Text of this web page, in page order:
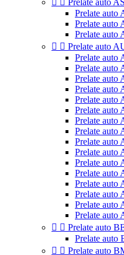
  Prelate auto
Prelate
Prelate
Prelate
  Prelate auto
Prelate auto
Prelate auto
Prelate auto
Prelate auto
Prelate auto
Prelate auto
Prelate auto
Prelate auto
Prelate auto
Prelate auto
Prelate auto
Prelate auto
Prelate auto
Prelate auto
Prelate auto
Prelate
  Prelate auto
Prelate auto
  Prelate auto